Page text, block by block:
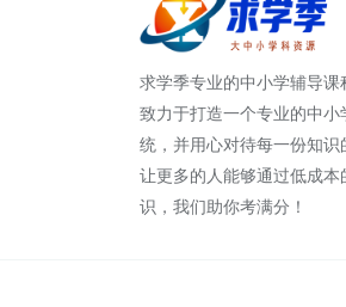
求学季专业的中小学辅导课
致力于打造一个专业的中小
统，并用心对待每一份知识
让更多的人能够通过低成本
识，我们助你考满分！